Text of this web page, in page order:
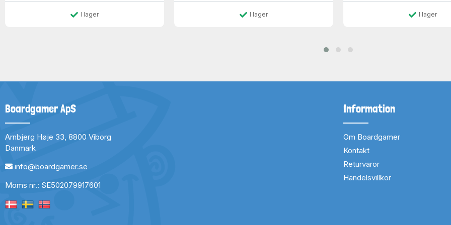
I lager I lager I lager
Boardgamer ApS
Arnbjerg Høje 33, 8800 Viborg
Danmark
info@boardgamer.se
Moms nr.: SE502079917601
Information
Om Boardgamer
Kontakt
Returvaror
Handelsvillkor